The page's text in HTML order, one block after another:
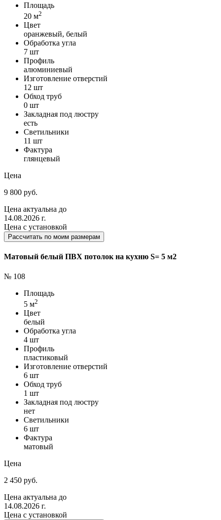
Площадь
20 м2
Цвет
оранжевый, белый
Обработка угла
7 шт
Профиль
алюминиевый
Изготовление отверстий
12 шт
Обход труб
0 шт
Закладная под люстру
есть
Светильники
11 шт
Фактура
глянцевый
Цена
9 800 руб.
Цена актуальна до
14.08.2026 г.
Цена с установкой
Рассчитать по моим размерам
Матовый белый ПВХ потолок на кухню S= 5 м2
№ 108
Площадь
5 м2
Цвет
белый
Обработка угла
4 шт
Профиль
пластиковый
Изготовление отверстий
6 шт
Обход труб
1 шт
Закладная под люстру
нет
Светильники
6 шт
Фактура
матовый
Цена
2 450 руб.
Цена актуальна до
14.08.2026 г.
Цена с установкой